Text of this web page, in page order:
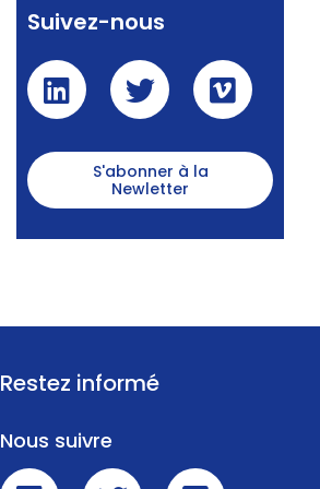
Suivez-nous
S'abonner à la
Newletter
Restez informé
Nous suivre